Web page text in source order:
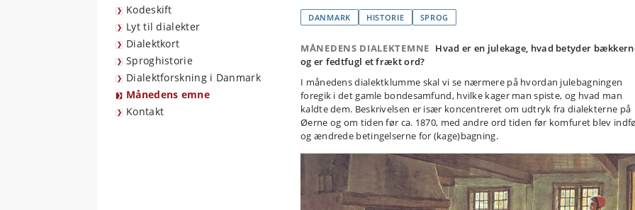
Kodeskift
Lyt til dialekter
Dialektkort
Sproghistorie
Dialektforskning i Danmark
Månedens emne
Kontakt
DANMARK HISTORIE SPROG
MÅNEDENS DIALEKTEMNE Hvad er en julekage, hvad betyder
og er fedtfugl et frækt ord?
I månedens dialektklumme skal vi se nærmere på hvordan julebagningen
foregik i det gamle bondesamfund, hvilke kager man spiste, og hvad man
kaldte dem. Beskrivelsen er især koncentreret om udtryk fra dialekterne på
Øerne og om tiden før ca. 1870, med andre ord tiden før komfuret blev
og ændrede betingelserne for (kage)bagning.